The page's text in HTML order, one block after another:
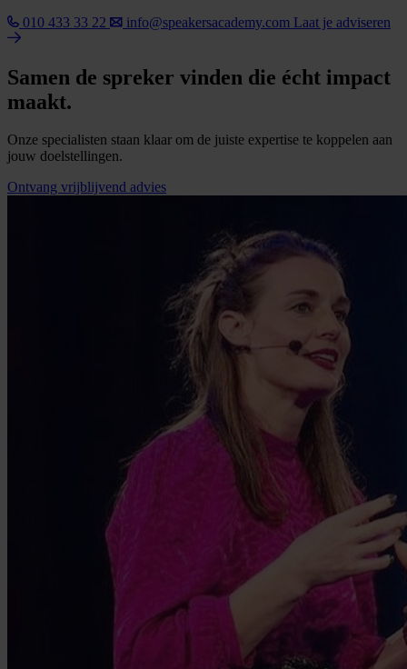
010 433 33 22
info@speakersacademy.com Laat je adviseren
Samen de spreker vinden die écht impact
maakt.
Onze specialisten staan klaar om de juiste expertise te koppelen aan
jouw doelstellingen.
Ontvang vrijblijvend advies